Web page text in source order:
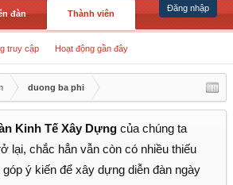
Đăng nhập
đàn Thành viên
truy cập Hoạt động gần đây
duong ba phi
Kinh Tế Xây Dựng của chúng ta
lại, chắc hẳn vẫn còn có nhiều thiếu
ý kiến để xây dựng diễn đàn ngày